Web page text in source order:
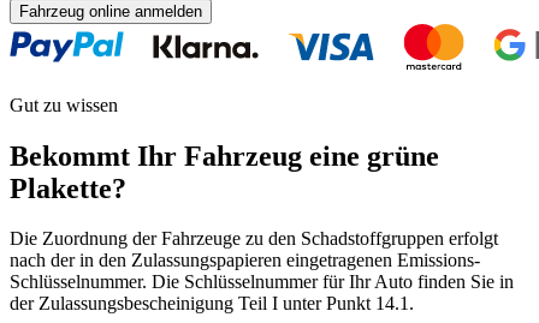
Fahrzeug online anmelden
Gut zu wissen
Bekommt Ihr Fahrzeug eine grüne
Plakette?
Die Zuordnung der Fahrzeuge zu den Schadstoffgruppen erfolgt
nach der in den Zulassungspapieren eingetragenen Emissions-
Schlüsselnummer. Die Schlüsselnummer für Ihr Auto finden Sie in
der Zulassungsbescheinigung Teil I unter Punkt 14.1.